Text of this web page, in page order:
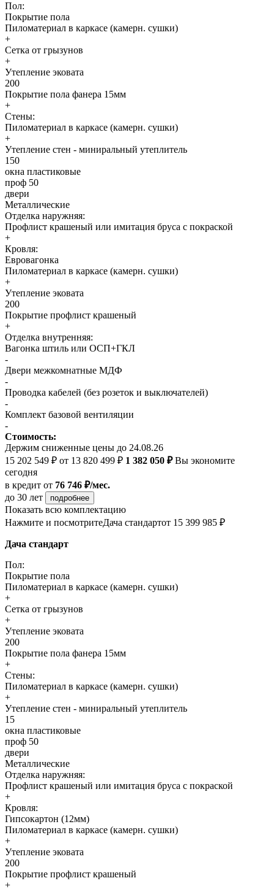
Пол:
Покрытие пола
Пиломатериал в каркасе (камерн. сушки)
+
Сетка от грызунов
+
Утепление эковата
200
Покрытие пола фанера 15мм
+
Стены:
Пиломатериал в каркасе (камерн. сушки)
+
Утепление стен - миниральный утеплитель
150
окна пластиковые
проф 50
двери
Металлические
Отделка наружняя:
Профлист крашеный или имитация бруса с покраской
+
Кровля:
Евровагонка
Пиломатериал в каркасе (камерн. сушки)
+
Утепление эковата
200
Покрытие профлист крашеный
+
Отделка внутренняя:
Вагонка штиль или ОСП+ГКЛ
-
Двери межкомнатные МДФ
-
Проводка кабелей (без розеток и выключателей)
-
Комплект базовой вентиляции
-
Стоимость:
Держим сниженные цены до 24.08.26
15 202 549 ₽ от 13 820 499 ₽ 1 382 050 ₽Вы экономите
сегодня
в кредит от 76 746 ₽/мес.
до 30 лет
подробнее
Показать всю комплектацию
Нажмите и посмотритеДача стандартот 15 399 985 ₽
Дача стандарт
Пол:
Покрытие пола
Пиломатериал в каркасе (камерн. сушки)
+
Сетка от грызунов
+
Утепление эковата
200
Покрытие пола фанера 15мм
+
Стены:
Пиломатериал в каркасе (камерн. сушки)
+
Утепление стен - миниральный утеплитель
15
окна пластиковые
проф 50
двери
Металлические
Отделка наружняя:
Профлист крашеный или имитация бруса с покраской
+
Кровля:
Гипсокартон (12мм)
Пиломатериал в каркасе (камерн. сушки)
+
Утепление эковата
200
Покрытие профлист крашеный
+